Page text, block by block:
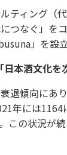
ティング（
つなぐ」を
」を設
本酒文化を
退傾向にあ
年には
この状況が